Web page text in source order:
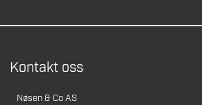
Kontakt oss
Nøsen & Co AS